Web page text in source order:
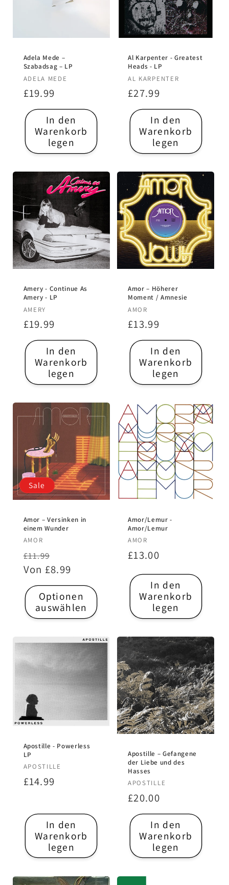
Adela Mede –
Szabadsag – LP
Anbieter:
ADELA MEDE
Normaler
Preis
£19.99
In den
Warenkorb
legen
Al Karpenter - Greatest
Heads - LP
Anbieter:
AL KARPENTER
Normaler
Preis
£27.99
In den
Warenkorb
legen
Amery - Continue As
Amery - LP
Anbieter:
AMERY
Normaler
Preis
£19.99
In den
Warenkorb
legen
Amor – Höherer
Moment / Amnesie
Anbieter:
AMOR
Normaler
Preis
£13.99
In den
Warenkorb
legen
Sale
Amor – Versinken in
einem Wunder
Anbieter:
AMOR
Normaler
Preis
£11.99
Von £8.99
Optionen
auswählen
Amor/Lemur -
Amor/Lemur
Anbieter:
AMOR
Normaler
£13.00
In den
Warenkorb
legen
Apostille - Powerless
LP
Anbieter:
APOSTILLE
Normaler
£14.99
In den
Warenkorb
legen
Apostille – Gefangene
der Liebe und des
Hasses
Anbieter:
APOSTILLE
Normaler
Preis
£20.00
In den
Warenkorb
legen